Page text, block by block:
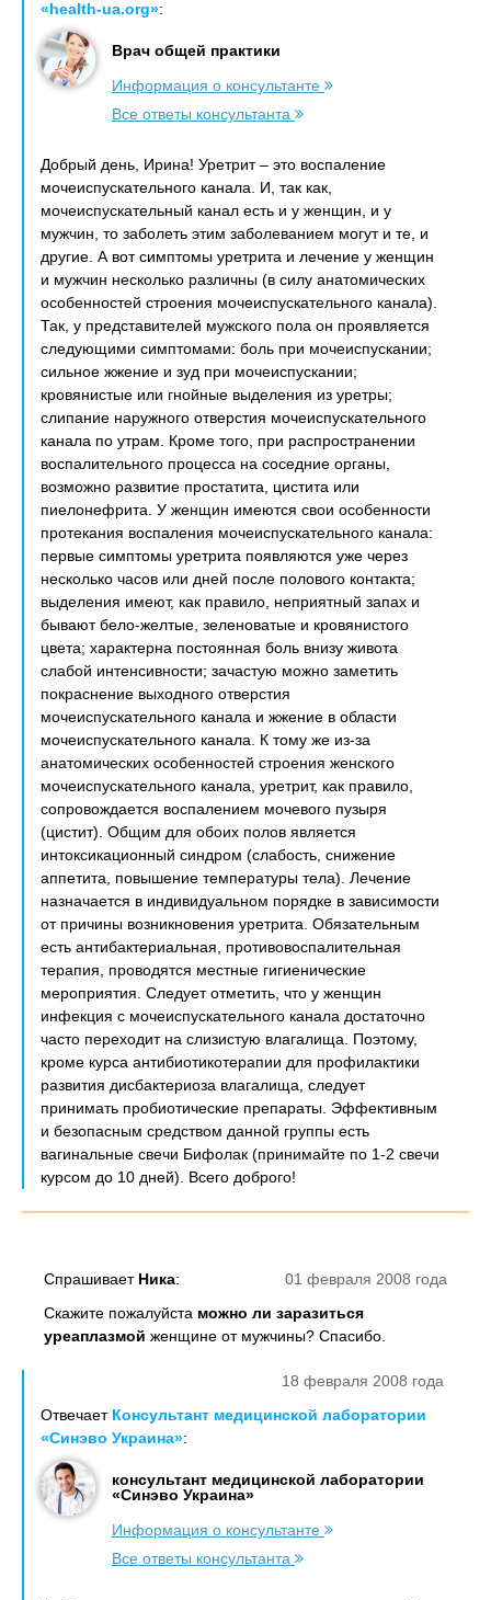
«health-ua.org»:
Врач общей практики
Информация о консультанте
Все ответы консультанта
Добрый день, Ирина! Уретрит – это воспаление
мочеиспускательного канала. И, так как,
мочеиспускательный канал есть и у женщин, и у
мужчин, то заболеть этим заболеванием могут и те, и
другие. А вот симптомы уретрита и лечение у женщин
и мужчин несколько различны (в силу анатомических
особенностей строения мочеиспускательного канала).
Так, у представителей мужского пола он проявляется
следующими симптомами: боль при мочеиспускании;
сильное жжение и зуд при мочеиспускании;
кровянистые или гнойные выделения из уретры;
слипание наружного отверстия мочеиспускательного
канала по утрам. Кроме того, при распространении
воспалительного процесса на соседние органы,
возможно развитие простатита, цистита или
пиелонефрита. У женщин имеются свои особенности
протекания воспаления мочеиспускательного канала:
первые симптомы уретрита появляются уже через
несколько часов или дней после полового контакта;
выделения имеют, как правило, неприятный запах и
бывают бело-желтые, зеленоватые и кровянистого
цвета; характерна постоянная боль внизу живота
слабой интенсивности; зачастую можно заметить
покраснение выходного отверстия
мочеиспускательного канала и жжение в области
мочеиспускательного канала. К тому же из-за
анатомических особенностей строения женского
мочеиспускательного канала, уретрит, как правило,
сопровождается воспалением мочевого пузыря
(цистит). Общим для обоих полов является
интоксикационный синдром (слабость, снижение
аппетита, повышение температуры тела). Лечение
назначается в индивидуальном порядке в зависимости
от причины возникновения уретрита. Обязательным
есть антибактериальная, противовоспалительная
терапия, проводятся местные гигиенические
мероприятия. Следует отметить, что у женщин
инфекция с мочеиспускательного канала достаточно
часто переходит на слизистую влагалища. Поэтому,
кроме курса антибиотикотерапии для профилактики
развития дисбактериоза влагалища, следует
принимать пробиотические препараты. Эффективным
и безопасным средством данной группы есть
вагинальные свечи Бифолак (принимайте по 1-2 свечи
курсом до 10 дней). Всего доброго!
01 февраля 2008 года
Спрашивает Ника:
Скажите пожалуйста можно ли заразиться
уреаплазмой женщине от мужчины? Спасибо.
18 февраля 2008 года
Отвечает Консультант медицинской лаборатории
«Синэво Украина»:
консультант медицинской лаборатории
«Синэво Украина»
Информация о консультанте
Все ответы консультанта